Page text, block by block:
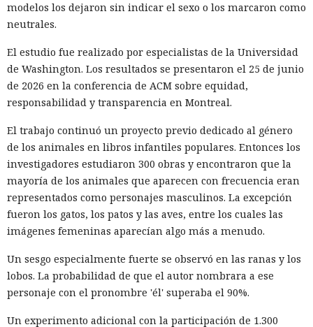
Washington. Su sentencia se dictará el 27 de octubre; la
pena máxima es de hasta 32 años de prisión.
Muka y sus cómplices utilizaron credenciales robadas para
acceder a cuentas de Snowflake y robaron información de al
menos 165 empresas. Entre las afectadas se encuentran
AT&T, Ticketmaster, Advance Auto Parts, Neiman Marcus,
grandes de Estados Unidos.
La magnitud de las filtraciones fue enorme: en el caso de
AT&T se trató de registros de llamadas y mensajes de más
de 100 millones de abonados, y el hackeo a Ticketmaster
afectó a alrededor de 560 millones de usuarios.
y octubre de 2024. Los atacantes accedieron a cuentas
bancarias, información financiera, números de registro de
la Administración para el Control de Drogas, licencias de
modelos los dejaron sin indicar el sexo o los marcaron como
neutrales.
El estudio fue realizado por especialistas de la Universidad
de Washington. Los resultados se presentaron el 25 de junio
de 2026 en la conferencia de ACM sobre equidad,
responsabilidad y transparencia en Montreal.
El trabajo continuó un proyecto previo dedicado al género
de los animales en libros infantiles populares. Entonces los
investigadores estudiaron 300 obras y encontraron que la
mayoría de los animales que aparecen con frecuencia eran
representados como personajes masculinos. La excepción
fueron los gatos, los patos y las aves, entre los cuales las
imágenes femeninas aparecían algo más a menudo.
Un sesgo especialmente fuerte se observó en las ranas y los
lobos. La probabilidad de que el autor nombrara a ese
personaje con el pronombre 'él' superaba el 90%.
Un experimento adicional con la participación de 1.300